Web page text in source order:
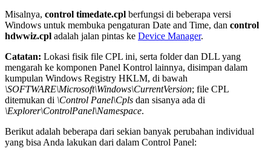
Misalnya, control timedate.cpl berfungsi di beberapa versi
Windows untuk membuka pengaturan Date and Time, dan control
hdwwiz.cpl adalah jalan pintas ke Device Manager.
Catatan: Lokasi fisik file CPL ini, serta folder dan DLL yang
mengarah ke komponen Panel Kontrol lainnya, disimpan dalam
kumpulan Windows Registry HKLM, di bawah
\SOFTWARE\Microsoft\Windows\CurrentVersion; file CPL
ditemukan di \Control Panel\Cpls dan sisanya ada di
\Explorer\ControlPanel\Namespace.
Berikut adalah beberapa dari sekian banyak perubahan individual
yang bisa Anda lakukan dari dalam Control Panel: